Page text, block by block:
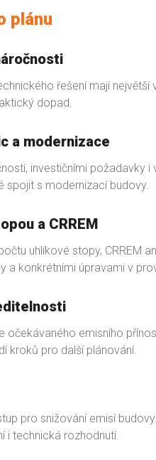
plánu
řešení mají
dopad.
a modernizace
investičními požadavky
spojit s modernizací budovy.
a CRREM
uhlíkové stopy, CRREM
a konkrétními úpravami v
očekávaného emisního
kroků pro další plánování.
pro snižování emisí
i technická rozhodnutí.